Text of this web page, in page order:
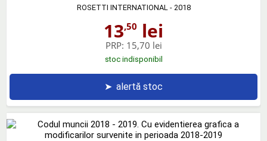
ROSETTI INTERNATIONAL - 2018
13,50 lei
PRP: 15,70 lei
stoc indisponibil
➤ alertă stoc